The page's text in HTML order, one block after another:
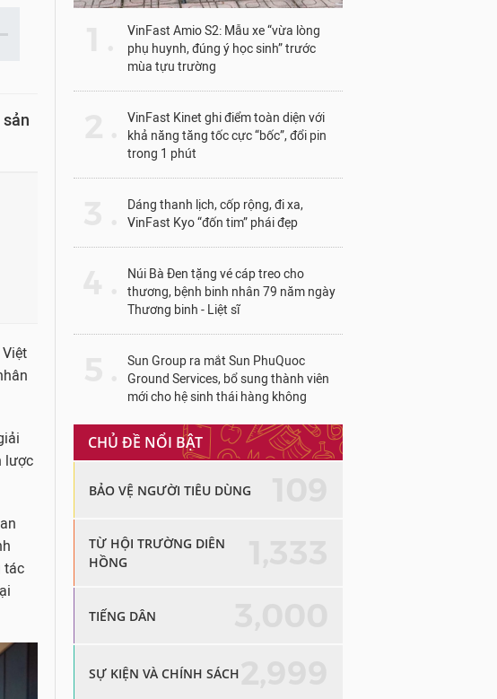
lược
tác
VinFast Amio S2: Mẫu xe “vừa lòng
phụ huynh, đúng ý học sinh” trước
mùa tựu trường
VinFast Kinet ghi điểm toàn diện với
khả năng tăng tốc cực “bốc”, đổi pin
trong 1 phút
Dáng thanh lịch, cốp rộng, đi xa,
VinFast Kyo “đốn tim” phái đẹp
Núi Bà Đen tặng vé cáp treo cho
thương, bệnh binh nhân 79 năm ngày
Thương binh - Liệt sĩ
Sun Group ra mắt Sun PhuQuoc
Ground Services, bổ sung thành viên
mới cho hệ sinh thái hàng không
CHỦ ĐỀ NỔI BẬT
BẢO VỆ NGƯỜI TIÊU DÙNG
TỪ HỘI TRƯỜNG DIÊN
HỒNG
TIẾNG DÂN
SỰ KIỆN VÀ CHÍNH SÁCH